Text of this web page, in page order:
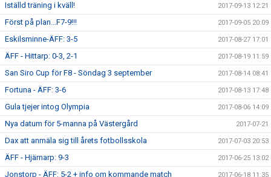
Iställd träning i kväll! 2017-09-13 12:21
Först på plan...F7-9!!! 2017-09-05 20:09
Eskilsminne-ÄFF: 3-5 2017-08-27 17:01
ÄFF - Hittarp: 0-3, 2-1 2017-08-19 11:59
San Siro Cup för F8 - Söndag 3 september 2017-08-14 08:41
Fortuna - ÄFF: 3-6 2017-08-13 17:48
Gula tjejer intog Olympia 2017-08-06 14:09
Nya datum för 5-manna på Västergård 2017-07-21
Dax att anmäla sig till årets fotbollsskola 2017-07-03 20:53
ÄFF - Hjärnarp: 9-3 2017-06-25 13:02
Jonstorp - ÄFF: 5-2 + info om kommande match 2017-06-18 11:35